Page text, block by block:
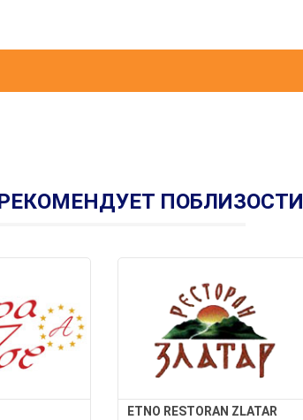
РЕКОМЕНДУЕТ ПОБЛИЗОСТИ
ETNO RESTORAN ZLATAR